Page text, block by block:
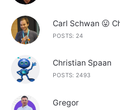
Carl Schwan 😛
POSTS: 24
Christian Spaan
POSTS: 2493
Gregor